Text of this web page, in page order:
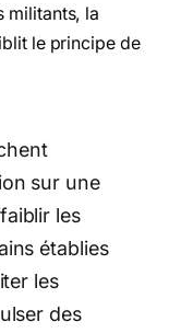
militants, la
le principe de
sur une
les
établies
les
des